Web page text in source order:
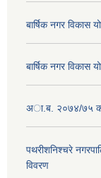
बार्षिक नगर
बार्षिक नगर
अा.ब. २०७४/७५
पथरीशनिश्चरे
विवरण